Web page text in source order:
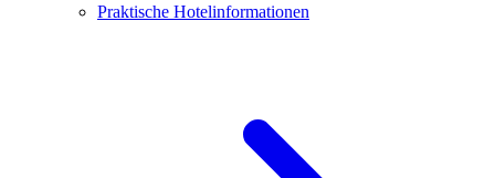
Praktische Hotelinformationen